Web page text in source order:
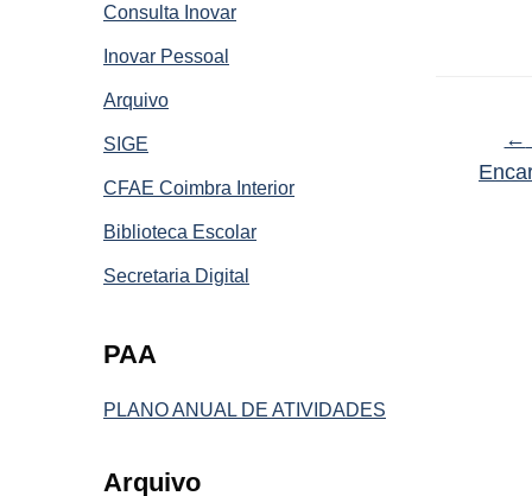
Consulta Inovar
Inovar Pessoal
Arquivo
SIGE
CFAE Coimbra Interior
Biblioteca Escolar
Secretaria Digital
PAA
PLANO ANUAL DE ATIVIDADES
Arquivo
←